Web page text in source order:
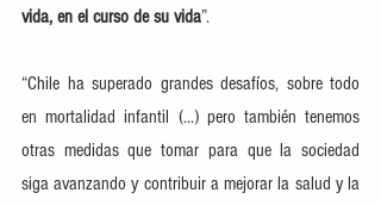
vida, en el curso de su vida”.
“Chile ha superado grandes desafíos, sobre todo
en mortalidad infantil (...) pero también tenemos
otras medidas que tomar para que la sociedad
siga avanzando y contribuir a mejorar la salud y la